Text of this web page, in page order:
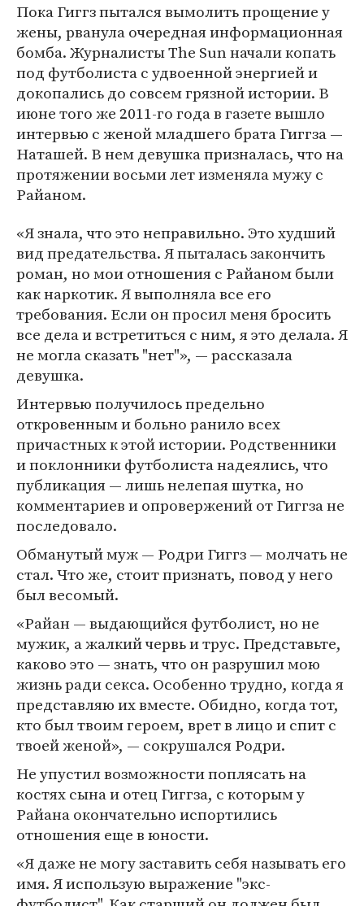
Пока Гиггз пытался вымолить прощение у
жены, рванула очередная информационная
бомба. Журналисты The Sun начали копать
под футболиста с удвоенной энергией и
докопались до совсем грязной истории. В
июне того же 2011-го года в газете вышло
интервью с женой младшего брата Гиггза —
Наташей. В нем девушка призналась, что на
протяжении восьми лет изменяла мужу с
Райаном.
«Я знала, что это неправильно. Это худший
вид предательства. Я пыталась закончить
роман, но мои отношения с Райаном были
как наркотик. Я выполняла все его
требования. Если он просил меня бросить
все дела и встретиться с ним, я это делала. Я
не могла сказать "нет"», — рассказала
девушка.
Интервью получилось предельно
откровенным и больно ранило всех
причастных к этой истории. Родственники
и поклонники футболиста надеялись, что
публикация — лишь нелепая шутка, но
комментариев и опровержений от Гиггза не
последовало.
Обманутый муж — Родри Гиггз — молчать не
стал. Что же, стоит признать, повод у него
был весомый.
«Райан — выдающийся футболист, но не
мужик, а жалкий червь и трус. Представьте,
каково это — знать, что он разрушил мою
жизнь ради секса. Особенно трудно, когда я
представляю их вместе. Обидно, когда тот,
кто был твоим героем, врет в лицо и спит с
твоей женой», — сокрушался Родри.
Не упустил возможности поплясать на
костях сына и отец Гиггза, с которым у
Райана окончательно испортились
отношения еще в юности.
«Я даже не могу заставить себя называть его
имя. Я использую выражение "экс-